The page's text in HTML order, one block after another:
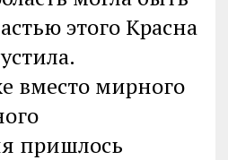
этого Красна
мирного
пришлось